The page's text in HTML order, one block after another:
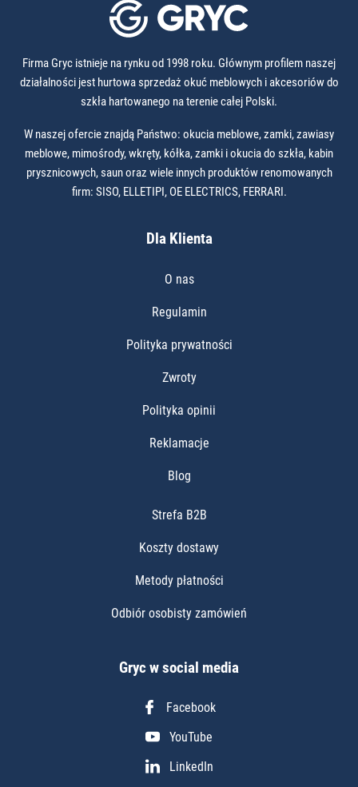
Firma Gryc istnieje na rynku od 1998 roku. Głównym profilem naszej
działalności jest hurtowa sprzedaż okuć meblowych i akcesoriów do
szkła hartowanego na terenie całej Polski.
W naszej ofercie znajdą Państwo: okucia meblowe, zamki, zawiasy
meblowe, mimośrody, wkręty, kółka, zamki i okucia do szkła, kabin
prysznicowych, saun oraz wiele innych produktów renomowanych
firm: SISO, ELLETIPI, OE ELECTRICS, FERRARI.
Dla Klienta
O nas
Regulamin
Polityka prywatności
Zwroty
Polityka opinii
Reklamacje
Blog
Strefa B2B
Koszty dostawy
Metody płatności
Odbiór osobisty zamówień
Gryc w social media
Facebook
YouTube
LinkedIn